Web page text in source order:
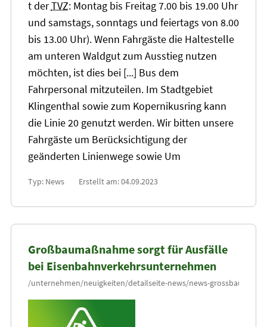
t derTVZ: Montag bis Freitag 7.00 bis 19.00 Uhr
und samstags, sonntags und feiertags von 8.00
bis 13.00 Uhr). Wenn Fahrgäste die Haltestelle
am unteren Waldgut zum Ausstieg nutzen
möchten, ist dies bei [...] Bus dem
Fahrpersonal mitzuteilen. Im Stadtgebiet
Klingenthal sowie zum Kopernikusring kann
die Linie20genutzt werden. Wir bitten unsere
Fahrgäste um Berücksichtigung der
geänderten Linienwege sowie Um
Typ: News Erstellt am: 04.09.2023
Großbaumaßnahme sorgt für Ausfälle
bei Eisenbahnverkehrsunternehmen